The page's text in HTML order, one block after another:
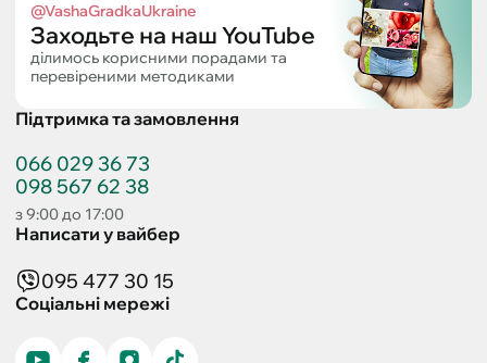
@VashaGradkaUkraine
Заходьте на наш YouTube
ділимось корисними порадами та
перевіреними методиками
Підтримка та замовлення
066 029 36 73
098 567 62 38
з 9:00 до 17:00
Написати у вайбер
095 477 30 15
Соціальні мережі